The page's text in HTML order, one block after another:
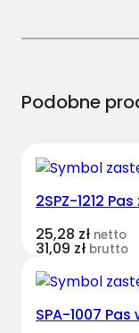
z
Podobne
2SPZ-1212
25,28 zł netto
31,09 zł brutto
SPA-1007